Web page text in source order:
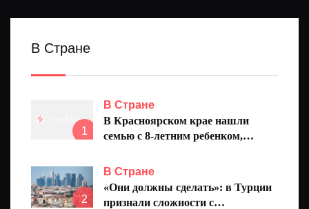
В Стране
1
В Стране
В Красноярском крае нашли
семью с 8-летним ребенком,
2
В Стране
«Они должны сделать»: в Турции
признали сложности с